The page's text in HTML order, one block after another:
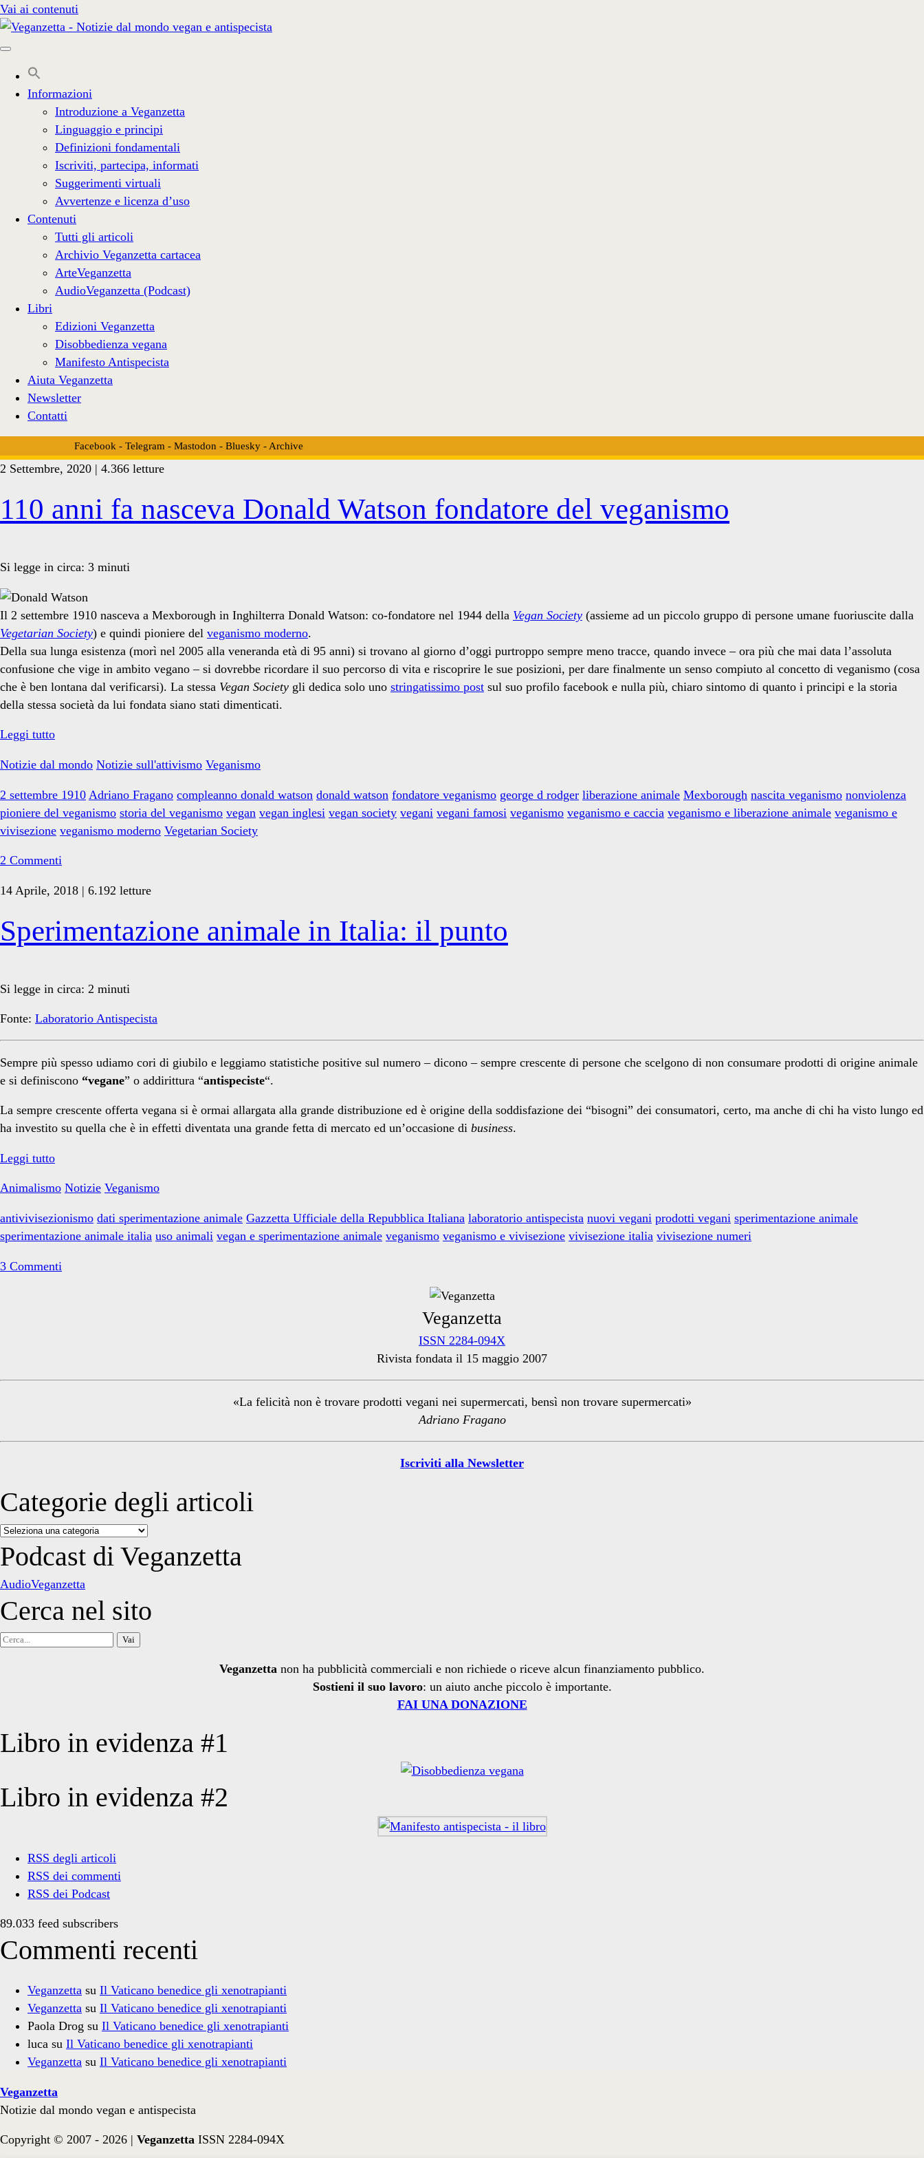
Vai ai contenuti
Informazioni
Introduzione a Veganzetta
Linguaggio e principi
Definizioni fondamentali
Iscriviti, partecipa, informati
Suggerimenti virtuali
Avvertenze e licenza d’uso
Contenuti
Tutti gli articoli
Archivio Veganzetta cartacea
ArteVeganzetta
AudioVeganzetta (Podcast)
Libri
Edizioni Veganzetta
Disobbedienza vegana
Manifesto Antispecista
Aiuta Veganzetta
Newsletter
Contatti
Facebook - Telegram - Mastodon - Bluesky- Archive
e
vivisezione</span>
2 Settembre, 2020 | 4.366 letture
110 anni fa nasceva Donald Watson fondatore del veganismo
Si legge in circa: 3 minuti
Il 2 settembre 1910 nasceva a Mexborough in Inghilterra Donald Watson: co-fondatore nel 1944 della Vegan Society (assieme ad un piccolo gruppo di persone umane fuoriuscite dalla
Vegetarian Society) e quindi pioniere del veganismo moderno.
Della sua lunga esistenza (morì nel 2005 alla veneranda età di 95 anni) si trovano al giorno d’oggi purtroppo sempre meno tracce, quando invece – ora più che mai data l’assoluta
confusione che vige in ambito vegano – si dovrebbe ricordare il suo percorso di vita e riscoprire le sue posizioni, per dare finalmente un senso compiuto al concetto di veganismo (cosa
che è ben lontana dal verificarsi). La stessa Vegan Society gli dedica solo uno stringatissimo post sul suo profilo facebook e nulla più, chiaro sintomo di quanto i principi e la storia
della stessa società da lui fondata siano stati dimenticati.
Leggi tutto110
fa
nasceva
Donald
Watson
fondatore
del
Notizie dal mondo Notizie sull'attivismo Veganismo
2 settembre 1910 Adriano Fragano compleanno donald watson donald watson fondatore veganismo george d rodger liberazione animale Mexborough nascita veganismo nonviolenza
pioniere del veganismo storia del veganismo vegan vegan inglesi vegan society vegani vegani famosi veganismo veganismo e caccia veganismo e liberazione animale veganismo e
vivisezione veganismo moderno Vegetarian Society
2 Commenti
14 Aprile, 2018 | 6.192 letture
Sperimentazione animale in Italia: il punto
Si legge in circa: 2 minuti
Fonte: Laboratorio Antispecista
Sempre più spesso udiamo cori di giubilo e leggiamo statistiche positive sul numero – dicono – sempre crescente di persone che scelgono di non consumare prodotti di origine animale
e si definiscono “vegane” o addirittura “antispeciste“.
La sempre crescente offerta vegana si è ormai allargata alla grande distribuzione ed è origine della soddisfazione dei “bisogni” dei consumatori, certo, ma anche di chi ha visto lungo ed
ha investito su quella che è in effetti diventata una grande fetta di mercato ed un’occasione di business.
Leggi tuttoSperimentazione
in
Italia:
il
Animalismo Notizie Veganismo
antivivisezionismo dati sperimentazione animale Gazzetta Ufficiale della Repubblica Italiana laboratorio antispecista nuovi vegani prodotti vegani sperimentazione animale
sperimentazione animale italia uso animali vegan e sperimentazione animale veganismo veganismo e vivisezione vivisezione italia vivisezione numeri
3 Commenti
Sidebar
Veganzetta
ISSN 2284-094X
Rivista fondata il 15 maggio 2007
«La felicità non è trovare prodotti vegani nei supermercati, bensì non trovare supermercati»
Adriano Fragano
Iscriviti alla Newsletter
Categorie degli articoli
Categorie
degli
articoli
Podcast di Veganzetta
AudioVeganzetta
Cerca nel sito
Cerca
Veganzetta non ha pubblicità commerciali e non richiede o riceve alcun finanziamento pubblico.
Sostieni il suo lavoro: un aiuto anche piccolo è importante.
FAI UNA DONAZIONE
Libro in evidenza #1
Libro in evidenza #2
RSS degli articoli
RSS dei commenti
RSS dei Podcast
89.033 feed subscribers
Commenti recenti
Veganzetta su Il Vaticano benedice gli xenotrapianti
Veganzetta su Il Vaticano benedice gli xenotrapianti
Paola Drog su Il Vaticano benedice gli xenotrapianti
luca su Il Vaticano benedice gli xenotrapianti
Veganzetta su Il Vaticano benedice gli xenotrapianti
Veganzetta
Notizie dal mondo vegan e antispecista
Copyright © 2007 - 2026 | Veganzetta ISSN 2284-094X